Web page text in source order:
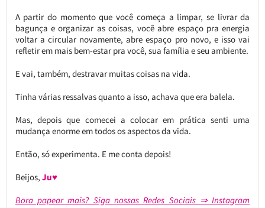
A partir do momento que você começa a limpar, se livrar da
bagunça e organizar as coisas, você abre espaço pra energia
voltar a circular novamente, abre espaço pro novo, e isso vai
refletir em mais bem-estar pra você, sua família e seu ambiente.
E vai, também, destravar muitas coisas na vida.
Tinha várias ressalvas quanto a isso, achava que era balela.
Mas, depois que comecei a colocar em prática senti uma
mudança enorme em todos os aspectos da vida.
Então, só experimenta. E me conta depois!
Beijos, Ju♥
Bora papear mais? Siga nossas Redes Sociais ⇒ Instagram